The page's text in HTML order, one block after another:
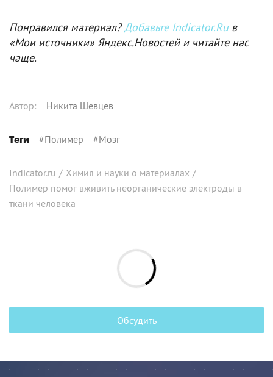
Понравился материал?Добавьте Indicator.Ruв
«Мои источники» Яндекс.Новостей и читайте нас
чаще.
Автор: Никита Шевцев
Теги #Полимер #Мозг
Indicator.ru / Химия и науки о материалах /
Полимер помог вживить неорганические электроды в
ткани человека
Обсудить